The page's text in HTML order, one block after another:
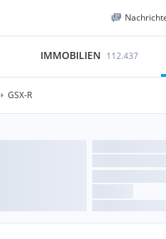
IMMOBILIEN 112.437
GSX-R